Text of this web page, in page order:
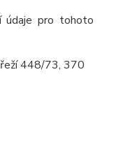
údaje pro tohoto
448/73, 370